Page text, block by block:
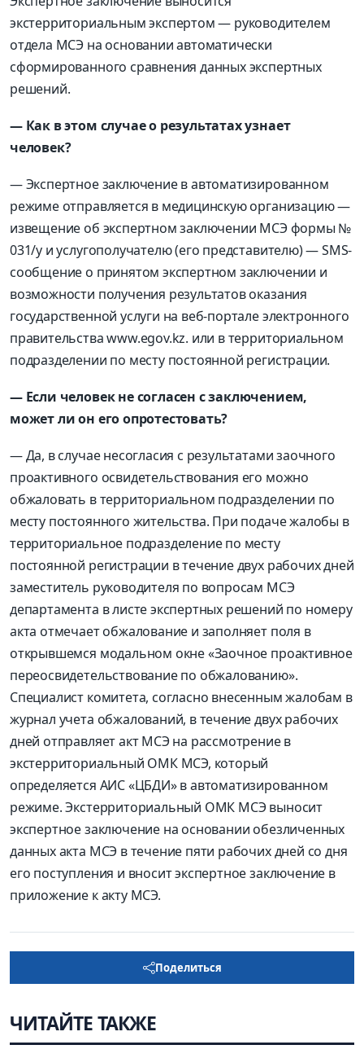
экстерриториальным экспертом — руководителем
отдела МСЭ на основании автоматически
сформированного сравнения данных экспертных
решений.
— Как в этом случае о результатах узнает
человек?
— Экспертное заключение в автоматизированном
режиме отправляется в медицинскую организацию —
извещение об экспертном заключении МСЭ формы №
031/у и услугополучателю (его представителю) — SMS-
сообщение о принятом экспертном заключении и
возможности получения результатов оказания
государственной услуги на веб-портале электронного
правительства www.egov.kz. или в территориальном
подразделении по месту постоянной регистрации.
— Если человек не согласен с заключением,
может ли он его опротестовать?
— Да, в случае несогласия с результатами заочного
проактивного освидетельствования его можно
обжаловать в территориальном подразделении по
месту постоянного жительства. При подаче жалобы в
территориальное подразделение по месту
постоянной регистрации в течение двух рабочих дней
заместитель руководителя по вопросам МСЭ
департамента в листе экспертных решений по номеру
акта отмечает обжалование и заполняет поля в
открывшемся модальном окне «Заочное проактивное
переосвидетельствование по обжалованию».
Специалист комитета, согласно внесенным жалобам в
журнал учета обжалований, в течение двух рабочих
дней отправляет акт МСЭ на рассмотрение в
экстерриториальный ОМК МСЭ, который
определяется АИС «ЦБДИ» в автоматизированном
режиме. Экстерриториальный ОМК МСЭ выносит
экспертное заключение на основании обезличенных
данных акта МСЭ в течение пяти рабочих дней со дня
его поступления и вносит экспертное заключение в
приложение к акту МСЭ.
Поделиться
ЧИТАЙТЕ ТАКЖЕ